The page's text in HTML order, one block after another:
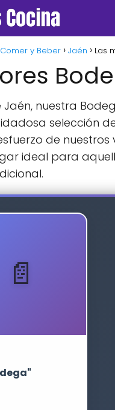
y Beber Jaén Las
Jaén, nuestra
selección
de
ideal para